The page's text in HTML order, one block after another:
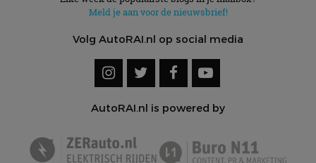
Meld je aan voor de nieuwsbrief!
Volg AutoRAI.nl op social media
AutoRAI.nl is powered by